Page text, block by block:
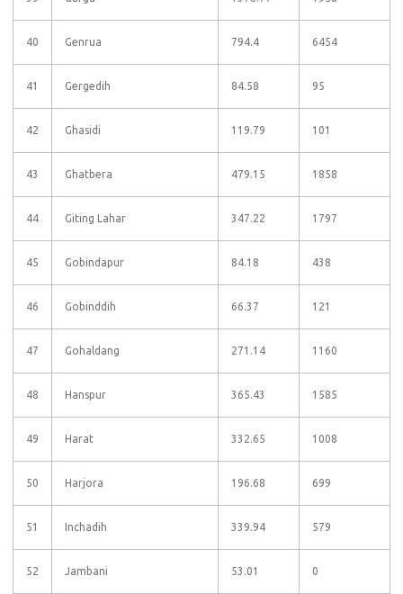
40 Genrua 794.4 6454
41 Gergedih 84.58 95
42 Ghasidi 119.79 101
43 Ghatbera 479.15 1858
44 Giting Lahar 347.22 1797
45 Gobindapur 84.18 438
46 Gobinddih 66.37 121
47 Gohaldang 271.14 1160
48 Hanspur 365.43 1585
49 Harat 332.65 1008
50 Harjora 196.68 699
51 Inchadih 339.94 579
52 Jambani 53.01 0